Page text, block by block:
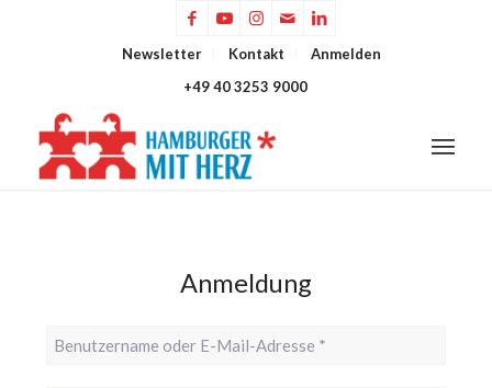
Newsletter Kontakt
Anmelden
+49 40 3253 9000
Anmeldung
Benutzername oder E-Mail-Adresse